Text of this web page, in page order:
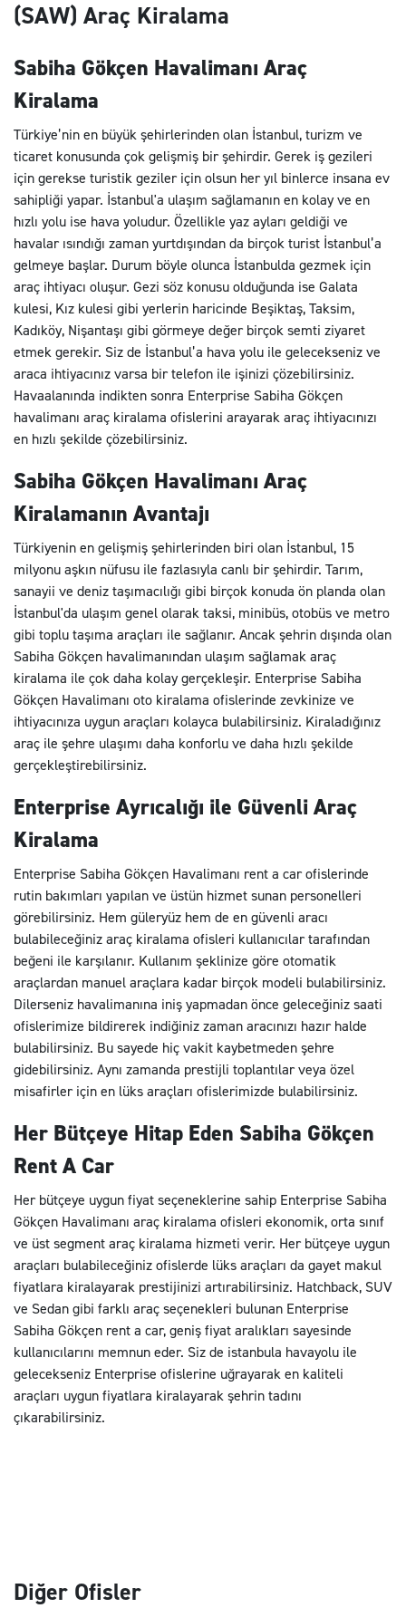
(SAW) Araç Kiralama
Sabiha Gökçen Havalimanı Araç
Kiralama
Türkiye’nin en büyük şehirlerinden olan İstanbul, turizm ve
ticaret konusunda çok gelişmiş bir şehirdir. Gerek iş gezileri
için gerekse turistik geziler için olsun her yıl binlerce insana ev
sahipliği yapar. İstanbul'a ulaşım sağlamanın en kolay ve en
hızlı yolu ise hava yoludur. Özellikle yaz ayları geldiği ve
havalar ısındığı zaman yurtdışından da birçok turist İstanbul’a
gelmeye başlar. Durum böyle olunca İstanbulda gezmek için
araç ihtiyacı oluşur. Gezi söz konusu olduğunda ise Galata
kulesi, Kız kulesi gibi yerlerin haricinde Beşiktaş, Taksim,
Kadıköy, Nişantaşı gibi görmeye değer birçok semti ziyaret
etmek gerekir. Siz de İstanbul’a hava yolu ile gelecekseniz ve
araca ihtiyacınız varsa bir telefon ile işinizi çözebilirsiniz.
Havaalanında indikten sonra Enterprise Sabiha Gökçen
havalimanı araç kiralama ofislerini arayarak araç ihtiyacınızı
en hızlı şekilde çözebilirsiniz.
Sabiha Gökçen Havalimanı Araç
Kiralamanın Avantajı
Türkiyenin en gelişmiş şehirlerinden biri olan İstanbul, 15
milyonu aşkın nüfusu ile fazlasıyla canlı bir şehirdir. Tarım,
sanayii ve deniz taşımacılığı gibi birçok konuda ön planda olan
İstanbul'da ulaşım genel olarak taksi, minibüs, otobüs ve metro
gibi toplu taşıma araçları ile sağlanır. Ancak şehrin dışında olan
Sabiha Gökçen havalimanından ulaşım sağlamak araç
kiralama ile çok daha kolay gerçekleşir. Enterprise Sabiha
Gökçen Havalimanı oto kiralama ofislerinde zevkinize ve
ihtiyacınıza uygun araçları kolayca bulabilirsiniz. Kiraladığınız
araç ile şehre ulaşımı daha konforlu ve daha hızlı şekilde
gerçekleştirebilirsiniz.
Enterprise Ayrıcalığı ile Güvenli Araç
Kiralama
Enterprise Sabiha Gökçen Havalimanı rent a car ofislerinde
rutin bakımları yapılan ve üstün hizmet sunan personelleri
görebilirsiniz. Hem güleryüz hem de en güvenli aracı
bulabileceğiniz araç kiralama ofisleri kullanıcılar tarafından
beğeni ile karşılanır. Kullanım şeklinize göre otomatik
araçlardan manuel araçlara kadar birçok modeli bulabilirsiniz.
Dilerseniz havalimanına iniş yapmadan önce geleceğiniz saati
ofislerimize bildirerek indiğiniz zaman aracınızı hazır halde
bulabilirsiniz. Bu sayede hiç vakit kaybetmeden şehre
gidebilirsiniz. Aynı zamanda prestijli toplantılar veya özel
misafirler için en lüks araçları ofislerimizde bulabilirsiniz.
Her Bütçeye Hitap Eden Sabiha Gökçen
Rent A Car
Her bütçeye uygun fiyat seçeneklerine sahip Enterprise Sabiha
Gökçen Havalimanı araç kiralama ofisleri ekonomik, orta sınıf
ve üst segment araç kiralama hizmeti verir. Her bütçeye uygun
araçları bulabileceğiniz ofislerde lüks araçları da gayet makul
fiyatlara kiralayarak prestijinizi artırabilirsiniz. Hatchback, SUV
ve Sedan gibi farklı araç seçenekleri bulunan Enterprise
Sabiha Gökçen rent a car, geniş fiyat aralıkları sayesinde
kullanıcılarını memnun eder. Siz de istanbula havayolu ile
gelecekseniz Enterprise ofislerine uğrayarak en kaliteli
araçları uygun fiyatlara kiralayarak şehrin tadını
çıkarabilirsiniz.
Diğer Ofisler